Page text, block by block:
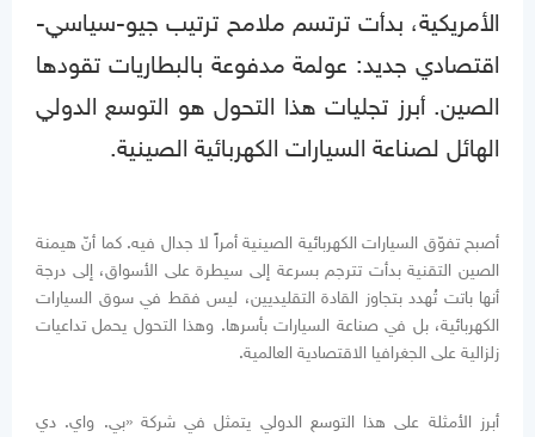
الأمريكية، بدأت ترتسم ملامح ترتيب جيو-سياسي-
اقتصادي جديد: عولمة مدفوعة بالبطاريات تقودها
الصين. أبرز تجليات هذا التحول هو التوسع الدولي
الهائل لصناعة السيارات الكهربائية الصينية.
أصبح تفوّق السيارات الكهربائية الصينية أمراً لا جدال فيه. كما أنّ هيمنة
الصين التقنية بدأت تترجم بسرعة إلى سيطرة على الأسواق، إلى درجة
أنها باتت تُهدد بتجاوز القادة التقليديين، ليس فقط في سوق السيارات
الكهربائية، بل في صناعة السيارات بأسرها. وهذا التحول يحمل تداعيات
زلزالية على الجغرافيا الاقتصادية العالمية.
أبرز الأمثلة على هذا التوسع الدولي يتمثل في شركة «بي. واي. دي